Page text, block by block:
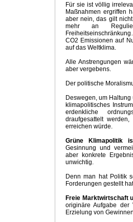
Für sie ist völlig
Maßnahmen ergriffen
aber nein, das gilt
mehr an
CO2 Emissionen auf
auf das Weltklima.
Alle Anstrengungen
aber vergebens.
Der politische
Deswegen, um
klimapolitisches
erdenkliche
draufgesattelt
erreichen würde.
Grüne Klimapolitik
Gesinnung und
aber konkrete
unwichtig.
Denn man hat Politik
Forderungen gestellt
Freie Marktwirtschaft
originäre Aufgabe der
Erzielung von